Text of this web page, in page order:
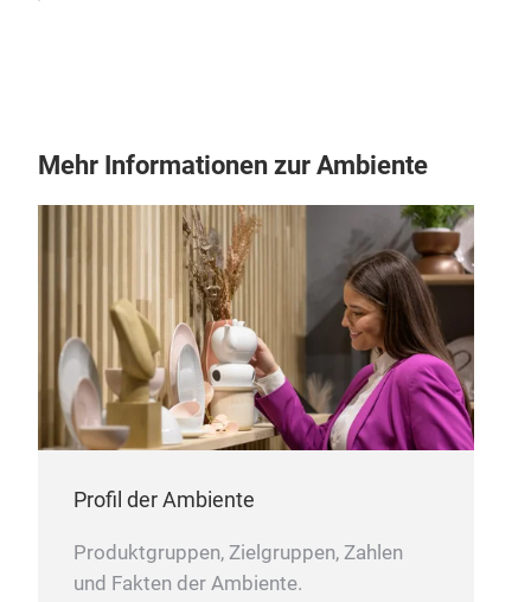
Mehr Informationen zur Ambiente
Profil der Ambiente
Produktgruppen, Zielgruppen, Zahlen
und Fakten der Ambiente.